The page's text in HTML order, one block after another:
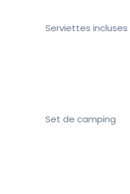
Serviettes incluses
Set de camping